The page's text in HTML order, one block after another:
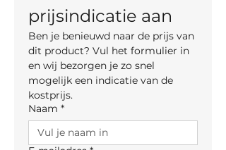
prijsindicatie aan
Ben je benieuwd naar de prijs van
dit product? Vul het formulier in
en wij bezorgen je zo snel
mogelijk een indicatie van de
kostprijs.
Naam *